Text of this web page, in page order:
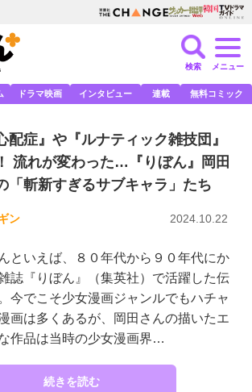
検索 メニュー
ドラマ映画 インタビュー 連載 無料コミック
配症』や『ルナティック雑技団』
流れが変わった…『りぼん』岡田
「斬新すぎるサブキャラ」たち
ン 2024.10.22
といえば、８０年代から９０年代にか
誌『りぼん』（集英社）で活躍した伝
今でこそ少女漫画ジャンルでもハチャ
画は多くあるが、岡田さんの描いたエ
作品は当時の少女漫画界…
続きを読む